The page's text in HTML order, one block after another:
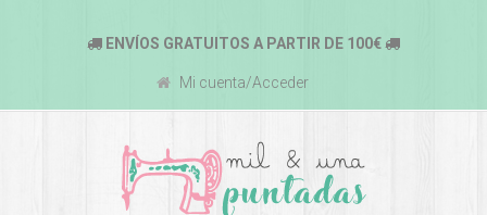
ENVÍOS GRATUITOS A PARTIR DE 100€
Mi cuenta/Acceder